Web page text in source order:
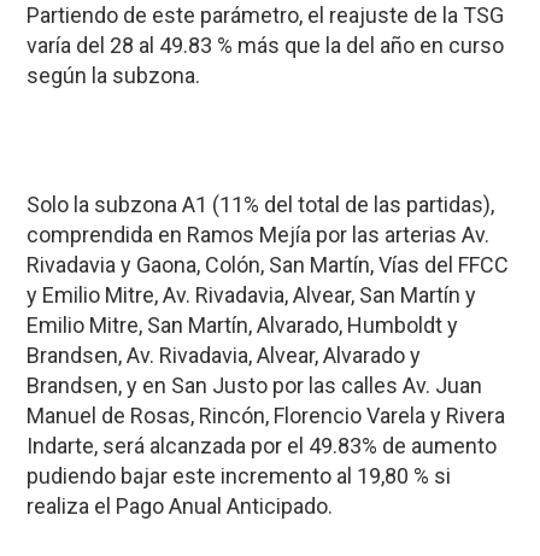
Partiendo de este parámetro, el reajuste de la TSG
varía del 28 al 49.83 % más que la del año en curso
según la subzona.
Solo la subzona A1 (11% del total de las partidas),
comprendida en Ramos Mejía por las arterias Av.
Rivadavia y Gaona, Colón, San Martín, Vías del FFCC
y Emilio Mitre, Av. Rivadavia, Alvear, San Martín y
Emilio Mitre, San Martín, Alvarado, Humboldt y
Brandsen, Av. Rivadavia, Alvear, Alvarado y
Brandsen, y en San Justo por las calles Av. Juan
Manuel de Rosas, Rincón, Florencio Varela y Rivera
Indarte, será alcanzada por el 49.83% de aumento
pudiendo bajar este incremento al 19,80 % si
realiza el Pago Anual Anticipado.